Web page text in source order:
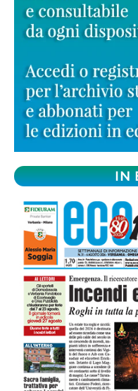
IN